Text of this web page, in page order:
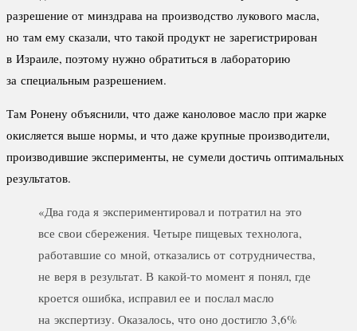
разрешение от минздрава на производство лукового масла,
но там ему сказали, что такой продукт не зарегистрирован
в Израиле, поэтому нужно обратиться в лабораторию
за специальным разрешением.
Там Ронену объяснили, что даже каноловое масло при жарке
окисляется выше нормы, и что даже крупные производители,
производившие эксперименты, не сумели достичь оптимальных
результатов.
«Два года я экспериментировал и потратил на это
все свои сбережения. Четыре пищевых технолога,
работавшие со мной, отказались от сотрудничества,
не веря в результат. В какой-то момент я понял, где
кроется ошибка, исправил ее и послал масло
на экспертизу. Оказалось, что оно достигло 3,6%